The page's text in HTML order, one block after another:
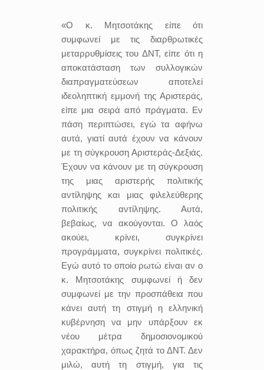
«Ο κ. Μητσοτάκης είπε ότι
συμφωνεί με τις διαρθρωτικές
μεταρρυθμίσεις του ΔΝΤ, είπε ότι η
αποκατάσταση των συλλογικών
διαπραγματεύσεων αποτελεί
ιδεοληπτική εμμονή της Αριστεράς,
είπε μια σειρά από πράγματα. Εν
πάση περιπτώσει, εγώ τα αφήνω
αυτά, γιατί αυτά έχουν να κάνουν
με τη σύγκρουση Αριστεράς-Δεξιάς.
Έχουν να κάνουν με τη σύγκρουση
της μιας αριστερής πολιτικής
αντίληψης και μιας φιλελεύθερης
πολιτικής αντίληψης. Αυτά,
βεβαίως, να ακούγονται. Ο λαός
ακούει, κρίνει, συγκρίνει
προγράμματα, συγκρίνει πολιτικές.
Εγώ αυτό το οποίο ρωτώ είναι αν ο
κ. Μητσοτάκης συμφωνεί ή δεν
συμφωνεί με την προσπάθεια που
κάνει αυτή τη στιγμή η ελληνική
κυβέρνηση να μην υπάρξουν εκ
νέου μέτρα δημοσιονομικού
χαρακτήρα, όπως ζητά το ΔΝΤ. Δεν
μιλώ, αυτή τη στιγμή, για τις